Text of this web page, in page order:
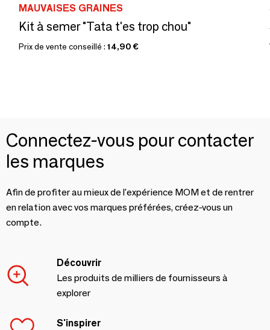
MAUVAISES GRAINES
Kit à semer "Tata t'es trop chou"
Prix de vente conseillé : 14,90 €
Connectez-vous pour contacter
les marques
Afin de profiter au mieux de l'expérience MOM et de rentrer
en relation avec vos marques préférées, créez-vous un
compte.
Découvrir
Les produits de milliers de fournisseurs à
explorer
S'inspirer